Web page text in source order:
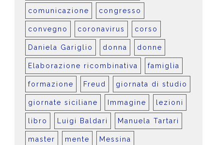
comunicazione congresso
convegno coronavirus corso
Daniela Gariglio donna donne
Elaborazione ricombinativa famiglia
formazione Freud giornata di studio
giornate siciliane Immagine lezioni
libro Luigi Baldari Manuela Tartari
master mente Messina